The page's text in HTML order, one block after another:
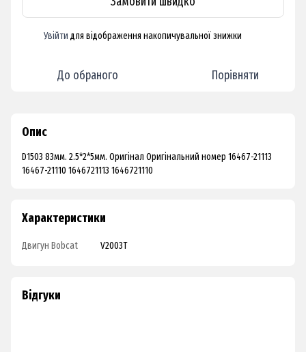
Увійти для відображення накопичувальної знижки
До обраного Порівняти
Опис
D1503 83мм. 2.5*2*5мм. Оригінал Оригінальний номер 16467-21113
16467-21110 1646721113 1646721110
Характеристики
Двигун Bobcat V2003T
Відгуки